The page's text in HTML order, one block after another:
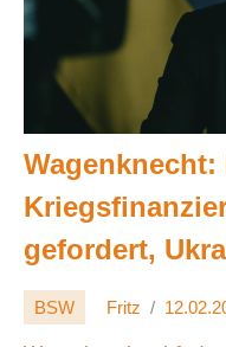
gefordert,
Blankoscheck;
🕊️💶🇩🇪🇺🇦
BSW Fritz